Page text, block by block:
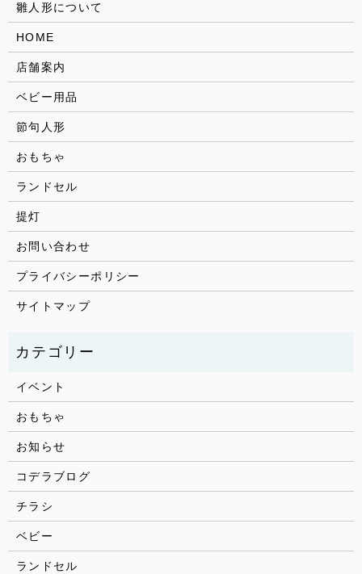
雛人形について
HOME
店舗案内
ベビー用品
節句人形
おもちゃ
ランドセル
提灯
お問い合わせ
プライバシーポリシー
サイトマップ
イベント
おもちゃ
お知らせ
コデラブログ
チラシ
ベビー
ランドセル